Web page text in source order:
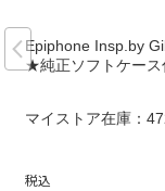
Epiphone Insp.by
★純正ソフトケース
マイストア在庫：
税込